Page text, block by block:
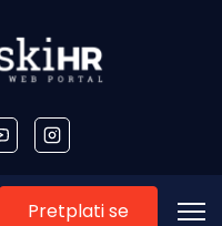
Pretplati se